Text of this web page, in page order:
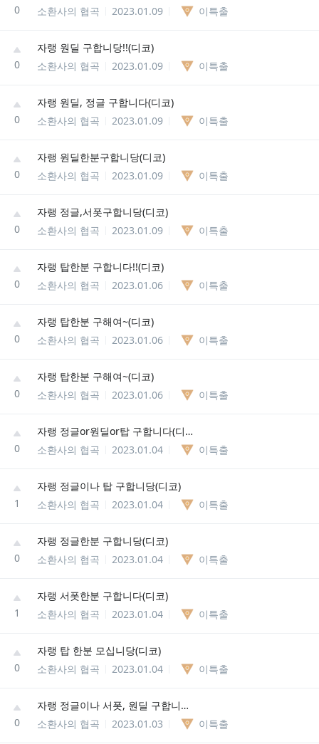
0
소환사의 협곡
2023.01.09 이특출
0
자랭 원딜 구합니당!!(디코)
소환사의 협곡
2023.01.09 이특출
0
자랭 원딜, 정글 구합니다(디코)
소환사의 협곡
2023.01.09 이특출
0
자랭 원딜한분구합니당(디코)
소환사의 협곡
2023.01.09 이특출
0
자랭 정글,서폿구합니당(디코)
소환사의 협곡
2023.01.09 이특출
0
자랭 탑한분 구합니다!!(디코)
소환사의 협곡
2023.01.06 이특출
0
자랭 탑한분 구해여~(디코)
소환사의 협곡
2023.01.06 이특출
0
자랭 탑한분 구해여~(디코)
소환사의 협곡
2023.01.06 이특출
0
자랭 정글or원딜or탑 구합니다(디코)
소환사의 협곡
2023.01.04 이특출
1
자랭 정글이나 탑 구합니당(디코)
소환사의 협곡
2023.01.04 이특출
0
자랭 정글한분 구합니당(디코)
소환사의 협곡
2023.01.04 이특출
1
자랭 서폿한분 구합니다(디코)
소환사의 협곡
2023.01.04 이특출
0
자랭 탑 한분 모십니당(디코)
소환사의 협곡
2023.01.04 이특출
0
자랭 정글이나 서폿, 원딜 구합니다~~^-^(디코)
소환사의 협곡
2023.01.03 이특출